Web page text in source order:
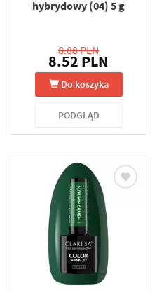
hybrydowy (04) 5 g
8.88 PLN
8.52 PLN
Do koszyka
PODGLĄD